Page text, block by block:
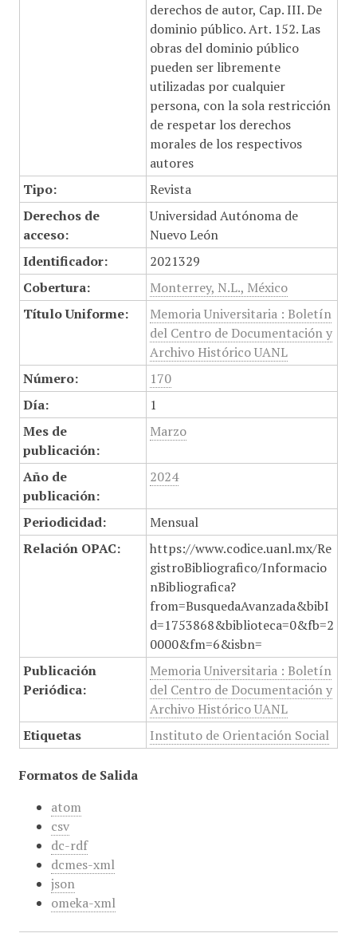
derechos de autor, Cap. III. De
dominio público. Art. 152. Las
obras del dominio público
pueden ser libremente
utilizadas por cualquier
persona, con la sola restricción
de respetar los derechos
morales de los respectivos
autores
Tipo:
Revista
Derechos de
acceso:
Universidad Autónoma de
Nuevo León
Identificador:
2021329
Cobertura:
Monterrey, N.L., México
Título Uniforme:
Memoria Universitaria : Boletín
del Centro de Documentación y
Archivo Histórico UANL
Número:
170
Día:
1
Mes de
publicación:
Marzo
Año de
publicación:
2024
Periodicidad:
Mensual
Relación OPAC:
https://www.codice.uanl.mx/Re
gistroBibliografico/Informacio
nBibliografica?
from=BusquedaAvanzada&bibI
d=1753868&biblioteca=0&fb=2
0000&fm=6&isbn=
Publicación
Periódica:
Memoria Universitaria : Boletín
del Centro de Documentación y
Archivo Histórico UANL
Etiquetas
Instituto de Orientación Social
Formatos de Salida
atom
csv
dc-rdf
dcmes-xml
json
omeka-xml